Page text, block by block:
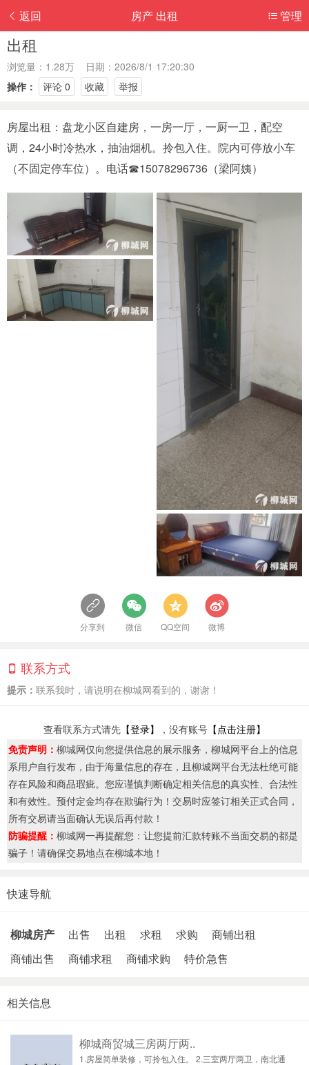
返回 管理
房产 出租
出租
浏览量：1.28万 日期：2026/8/1 17:20:30
操作：
评论 0 收藏 举报
房屋出租：盘龙小区自建房，一房一厅，一厨一卫，配空
调，24小时冷热水，抽油烟机。拎包入住。院内可停放小车
（不固定停车位）。电话☎15078296736（梁阿姨）
分享到 微信 QQ空间 微博
联系方式
提示： 联系我时，请说明在柳城网看到的，谢谢！
查看联系方式请先 【登录】 ，没有账号 【点击注册】
免责声明： 柳城网仅向您提供信息的展示服务，柳城网平台上的信息
系用户自行发布，由于海量信息的存在，且柳城网平台无法杜绝可能
存在风险和商品瑕疵。您应谨慎判断确定相关信息的真实性、合法性
和有效性。预付定金均存在欺骗行为！交易时应签订相关正式合同，
所有交易请当面确认无误后再付款！
防骗提醒： 柳城网一再提醒您：让您提前汇款转账不当面交易的都是
骗子！请确保交易地点在柳城本地！
快速导航
柳城房产 出售 出租 求租 求购
商铺出租
商铺出售
商铺求租 商铺求购 特价急售
相关信息
柳城商贸城三房两厅两..
1.房屋简单装修，可拎包入住。 2.三室两厅两卫，南北通